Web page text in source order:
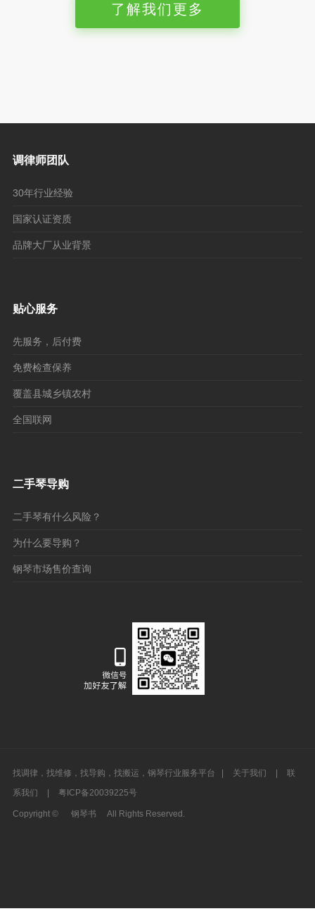
了解我们更多
调律师团队
30年行业经验
国家认证资质
品牌大厂从业背景
贴心服务
先服务，后付费
免费检查保养
覆盖县城乡镇农村
全国联网
二手琴导购
二手琴有什么风险？
为什么要导购？
钢琴市场售价查询
找调律，找维修，找导购，找搬运，钢琴行业服务平台 | 关于我们
联
系我们
粤ICP备20039225号
Copyright © 钢琴书 All Rights Reserved.